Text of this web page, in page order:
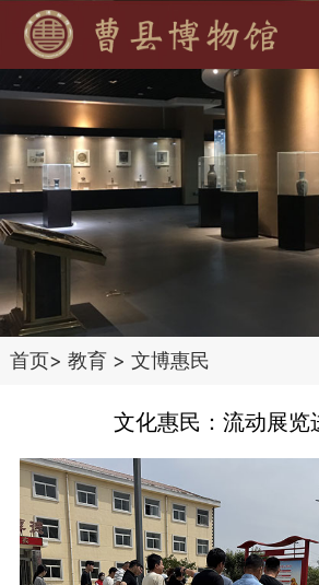
首页> 教育> 文博惠民
文化惠民：流动展览